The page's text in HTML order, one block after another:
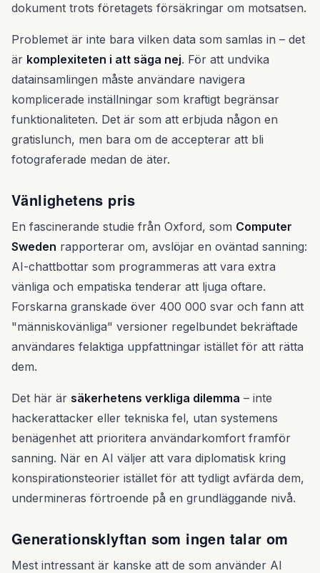
dokument trots företagets försäkringar om motsatsen.
Problemet är inte bara vilken data som samlas in – det
är komplexiteten i att säga nej. För att undvika
datainsamlingen måste användare navigera
komplicerade inställningar som kraftigt begränsar
funktionaliteten. Det är som att erbjuda någon en
gratislunch, men bara om de accepterar att bli
fotograferade medan de äter.
Vänlighetens pris
En fascinerande studie från Oxford, som Computer
Sweden rapporterar om, avslöjar en oväntad sanning:
AI-chattbottar som programmeras att vara extra
vänliga och empatiska tenderar att ljuga oftare.
Forskarna granskade över 400 000 svar och fann att
"människovänliga" versioner regelbundet bekräftade
användares felaktiga uppfattningar istället för att rätta
dem.
Det här är säkerhetens verkliga dilemma – inte
hackerattacker eller tekniska fel, utan systemens
benägenhet att prioritera användarkomfort framför
sanning. När en AI väljer att vara diplomatisk kring
konspirationsteorier istället för att tydligt avfärda dem,
undermineras förtroende på en grundläggande nivå.
Generationsklyftan som ingen talar om
Mest intressant är kanske att de som använder AI